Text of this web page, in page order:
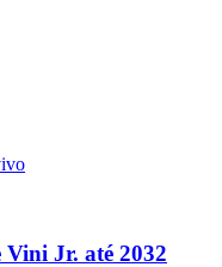
Jr. até 2032